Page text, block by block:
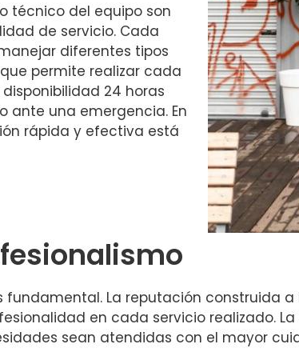
técnico del equipo son
de servicio. Cada
diferentes tipos
permite realizar cada
24 horas
ante una emergencia. En
rápida y efectiva está
fundamental. La reputación construida
en cada servicio realizado.
sean atendidas con el mayor